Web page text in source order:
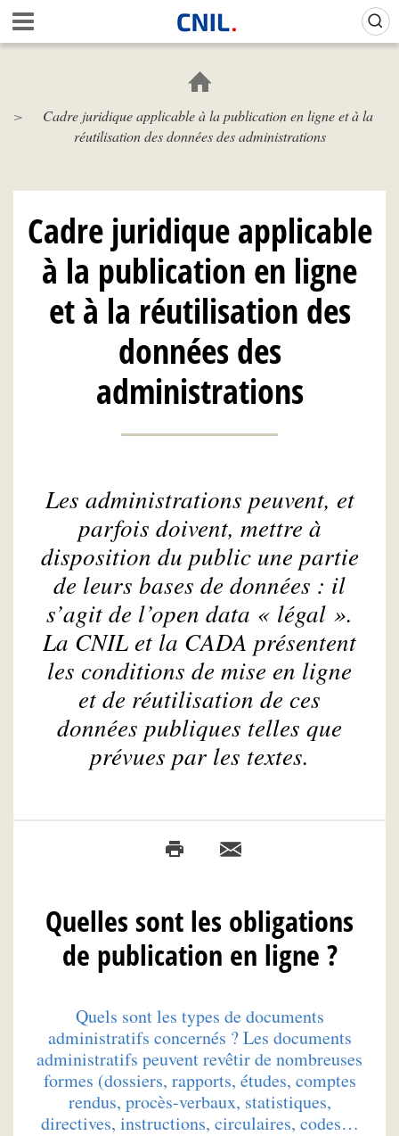
Aller
au
contenu
c
i
l
N
L
Cadre juridique applicable à la publication en ligne et à la
réutilisation des données des administrations
Cadre juridique applicable
à la publication en ligne
et à la réutilisation des
données des
administrations
Les administrations peuvent, et
parfois doivent, mettre à
disposition du public une partie
de leurs bases de données : il
s’agit de l’open data « légal ».
La CNIL et la CADA présentent
les conditions de mise en ligne
et de réutilisation de ces
données publiques telles que
prévues par les textes.
Quelles sont les obligations
de publication en ligne ?
Quels sont les types de documents
administratifs concernés ? Les documents
administratifs peuvent revêtir de nombreuses
formes (dossiers, rapports, études, comptes
rendus, procès-verbaux, statistiques,
directives, instructions, circulaires, codes…
Gestion de vos préférences sur les cookies (témoins de connexion)